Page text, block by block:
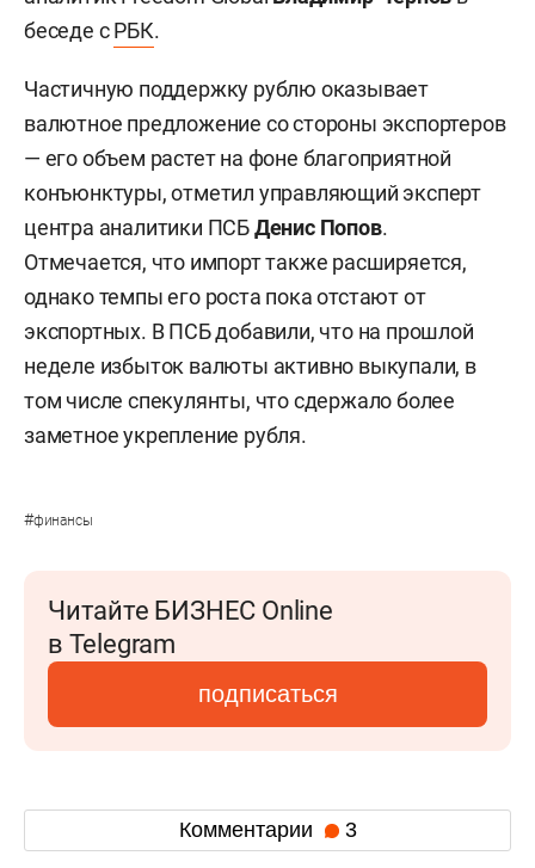
беседе сРБК.
Частичную поддержку рублю оказывает
валютное предложение со стороны экспортеров
— его объем растет на фоне благоприятной
конъюнктуры, отметил управляющий эксперт
центра аналитики ПСБДенис Попов.
Отмечается, что импорт также расширяется,
однако темпы его роста пока отстают от
экспортных. В ПСБ добавили, что на прошлой
неделе избыток валюты активно выкупали, в
том числе спекулянты, что сдержало более
заметное укрепление рубля.
#финансы
Читайте БИЗНЕС Online
в Telegram
подписаться
Комментарии 3